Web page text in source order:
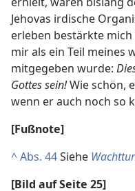
Jehovas irdische
erleben bestärkte
mir als ein Teil meines
mitgegeben wurde:
Gottes sein!Wie schön,
wenn er auch noch so
[Fußnote]
^Abs. 44Siehe
[Bild auf Seite 25]